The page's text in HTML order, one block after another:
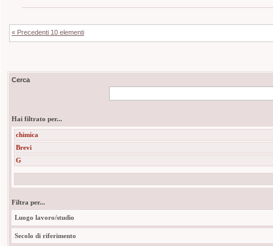
« Precedenti 10 elementi
Cerca
Hai filtrato per...
chimica
Brevi
G
Filtra per...
Luogo lavoro/studio
Secolo di riferimento